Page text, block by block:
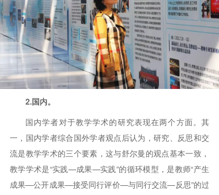
2.国内。
国内学者对于教学学术的研究表现在两个方面。其
一，国内学者综合国外学者观点后认为，研究、反思和交
流是教学学术的三个要素，这与舒尔曼的观点基本一致，
教学学术是“实践—成果—实践”的循环模型，是教师“产生
成果—公开成果—接受同行评价—与同行交流—反思”的过